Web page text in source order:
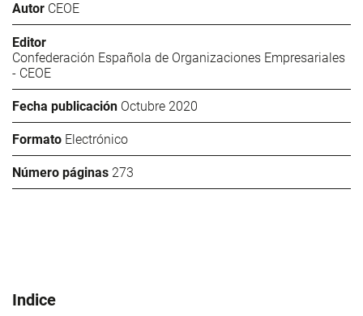
Autor CEOE
Editor
Confederación Española de Organizaciones Empresariales
- CEOE
Fecha publicación Octubre 2020
Formato Electrónico
Número páginas 273
Indice